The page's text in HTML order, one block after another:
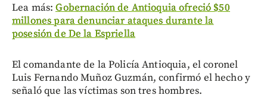
Lea más:Gobernación de Antioquia ofreció $50
millones para denunciar ataques durante la
posesión de De la Espriella
El comandante de la Policía Antioquia, el coronel
Luis Fernando Muñoz Guzmán, confirmó el hecho y
señaló que las víctimas son tres hombres.